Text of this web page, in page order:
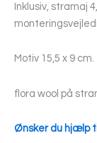
Inklusiv, stramaj
Motiv 15,5 x 9 cm.
flora wool på
Ønsker du hjælp